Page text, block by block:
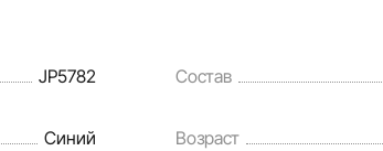
JP5782 Состав
Синий Возраст